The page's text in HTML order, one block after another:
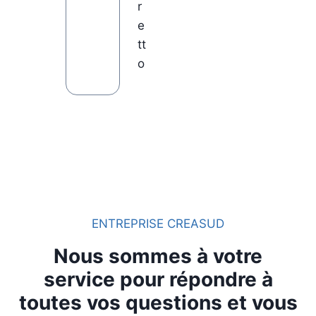
r
e
tt
o
ENTREPRISE CREASUD
Nous sommes à votre
service pour répondre à
toutes vos questions et vous